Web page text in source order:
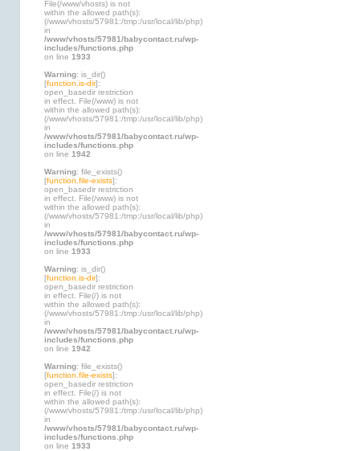
File(/www/vhosts) is not
within the allowed path(s):
(/www/vhosts/57981:/tmp:/usr/local/lib/php)
in
/www/vhosts/57981/babycontact.ru/wp-
includes/functions.php
on line 1933
Warning: is_dir()
[function.is-dir]:
open_basedir restriction
in effect. File(/www) is not
within the allowed path(s):
(/www/vhosts/57981:/tmp:/usr/local/lib/php)
in
/www/vhosts/57981/babycontact.ru/wp-
includes/functions.php
on line 1942
Warning: file_exists()
[function.file-exists]:
open_basedir restriction
in effect. File(/www) is not
within the allowed path(s):
(/www/vhosts/57981:/tmp:/usr/local/lib/php)
in
/www/vhosts/57981/babycontact.ru/wp-
includes/functions.php
on line 1933
Warning: is_dir()
[function.is-dir]:
open_basedir restriction
in effect. File(/) is not
within the allowed path(s):
(/www/vhosts/57981:/tmp:/usr/local/lib/php)
in
/www/vhosts/57981/babycontact.ru/wp-
includes/functions.php
on line 1942
Warning: file_exists()
[function.file-exists]:
open_basedir restriction
in effect. File(/) is not
within the allowed path(s):
(/www/vhosts/57981:/tmp:/usr/local/lib/php)
in
/www/vhosts/57981/babycontact.ru/wp-
includes/functions.php
on line 1933